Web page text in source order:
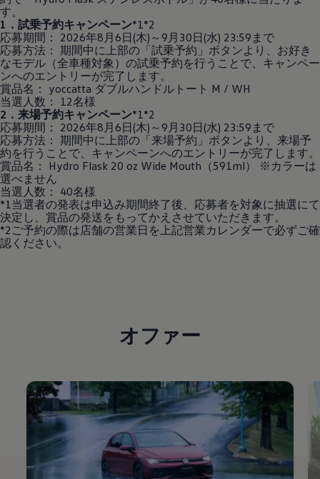
す。
1．試乗予約キャンペーン*1*2
応募期間： 2026年8月6日(木)～9月30日(水) 23:59まで
応募方法： 期間中に上部の「試乗予約」ボタンより、お好き
なモデル（全車種対象）の試乗予約を行うことで、キャンペー
ンへのエントリーが完了します。
賞品名： yoccatta ダブルハンドルトート M / WH
当選人数： 12名様
2．来場予約キャンペーン*1*2
応募期間： 2026年8月6日(木)～9月30日(水) 23:59まで
応募方法： 期間中に上部の「来場予約」ボタンより、来場予
約を行うことで、キャンペーンへのエントリーが完了します。
賞品名： Hydro Flask 20 oz Wide Mouth（591ml） ※カラーは
選べません
当選人数： 40名様
*1当選者の発表は申込み期間終了後、応募者を対象に抽選にて
決定し、賞品の発送をもってかえさせていただきます。
*2ご予約の際は店舗の営業日を上記営業カレンダーで必ずご確
認ください。
オファー